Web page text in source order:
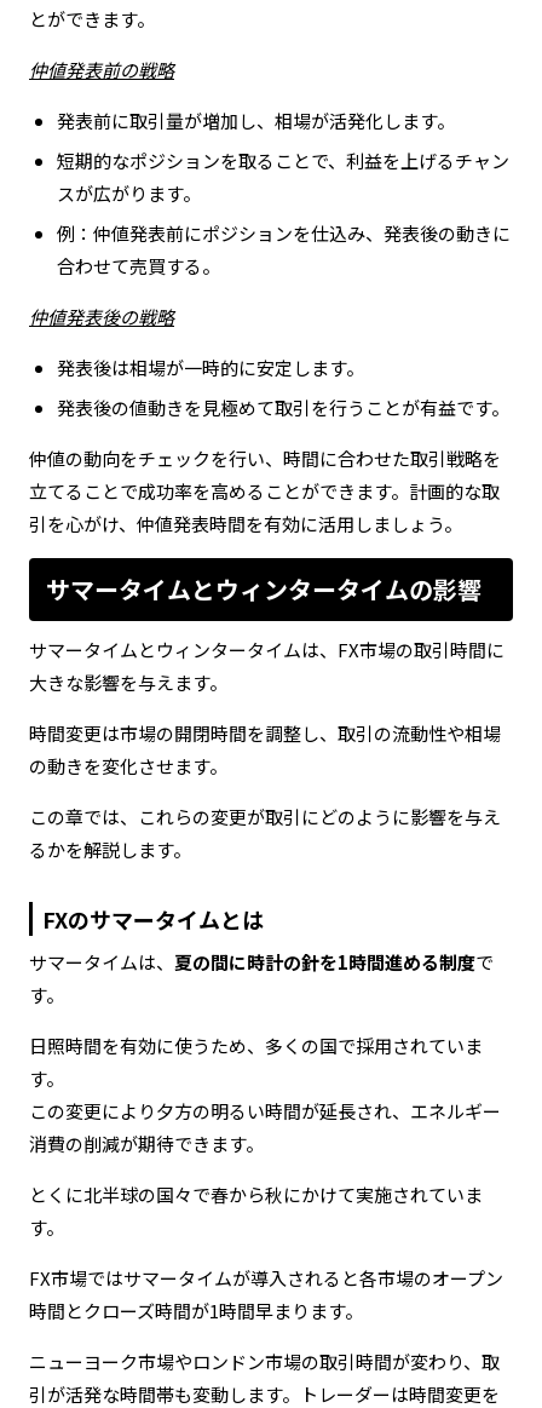
とができます。
仲値発表前の戦略
発表前に取引量が増加し、相場が活発化します。
短期的なポジションを取ることで、利益を上げるチャン
スが広がります。
例：仲値発表前にポジションを仕込み、発表後の動きに
合わせて売買する。
仲値発表後の戦略
発表後は相場が一時的に安定します。
発表後の値動きを見極めて取引を行うことが有益です。
仲値の動向をチェックを行い、時間に合わせた取引戦略を
立てることで成功率を高めることができます。計画的な取
引を心がけ、仲値発表時間を有効に活用しましょう。
サマータイムとウィンタータイムの影響
サマータイムとウィンタータイムは、FX市場の取引時間に
大きな影響を与えます。
時間変更は市場の開閉時間を調整し、取引の流動性や相場
の動きを変化させます。
この章では、これらの変更が取引にどのように影響を与え
るかを解説します。
FXのサマータイムとは
サマータイムは、 夏の間に時計の針を1時間進める制度で
す。
日照時間を有効に使うため、多くの国で採用されていま
す。
この変更により夕方の明るい時間が延長され、エネルギー
消費の削減が期待できます。
とくに北半球の国々で春から秋にかけて実施されていま
す。
FX市場ではサマータイムが導入されると各市場のオープン
時間とクローズ時間が1時間早まります。
ニューヨーク市場やロンドン市場の取引時間が変わり、取
引が活発な時間帯も変動します。トレーダーは時間変更を